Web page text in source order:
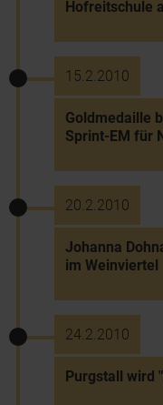
Hofreitschule
15.2.2010
Goldmedaille
Sprint-EM für
20.2.2010
Johanna
im Weinviertel
24.2.2010
Purgstall wird